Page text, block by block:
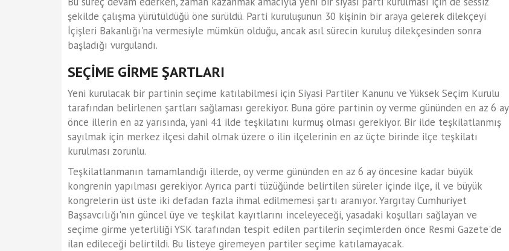
şekilde çalışma yürütüldüğü öne sürüldü. Parti kuruluşunun 30 kişinin bir araya gelerek dilekçeyi
İçişleri Bakanlığı'na vermesiyle mümkün olduğu, ancak asıl sürecin kuruluş dilekçesinden sonra
başladığı vurgulandı.
SEÇİME GİRME ŞARTLARI
Yeni kurulacak bir partinin seçime katılabilmesi için Siyasi Partiler Kanunu ve Yüksek Seçim Kurulu
tarafından belirlenen şartları sağlaması gerekiyor. Buna göre partinin oy verme gününden en az 6 ay
önce illerin en az yarısında, yani 41 ilde teşkilatını kurmuş olması gerekiyor. Bir ilde teşkilatlanmış
sayılmak için merkez ilçesi dahil olmak üzere o ilin ilçelerinin en az üçte birinde ilçe teşkilatı
kurulması zorunlu.
Teşkilatlanmanın tamamlandığı illerde, oy verme gününden en az 6 ay öncesine kadar büyük
kongrenin yapılması gerekiyor. Ayrıca parti tüzüğünde belirtilen süreler içinde ilçe, il ve büyük
kongrelerin üst üste iki defadan fazla ihmal edilmemesi şartı aranıyor. Yargıtay Cumhuriyet
Başsavcılığı'nın güncel üye ve teşkilat kayıtlarını inceleyeceği, yasadaki koşulları sağlayan ve
seçime girme yeterliliği YSK tarafından tespit edilen partilerin seçimlerden önce Resmi Gazete'de
ilan edileceği belirtildi. Bu listeye giremeyen partiler seçime katılamayacak.